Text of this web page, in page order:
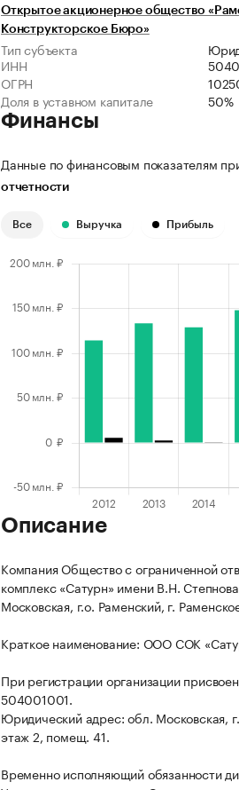
Открытое акционерное общество
Конструкторское Бюро»
Тип субъекта
ИНН
ОГРН
Доля в уставном капитале
50%
Финансы
Данные по финансовым показателям
отчетности
Все Выручка Прибыль
Описание
Компания Общество с ограниченной
комплекс «Сатурн» имени В.Н.
Московская, г.о. Раменский, г.
Краткое наименование: ООО СОК
При регистрации организации
504001001.
Юридический адрес: обл. Московская,
этаж 2, помещ. 41.
Временно исполняющий обязанности